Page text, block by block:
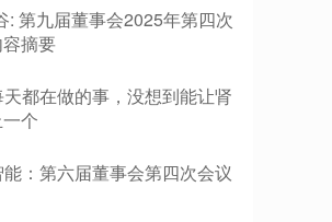
: 第九届董事会2025年第四次
摘要
都在做的事，没想到能让肾
个
：第六届董事会第四次会议